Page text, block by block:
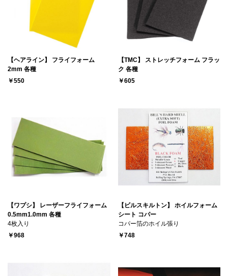
【ヘアライン】 フライフォーム
2mm 各種
￥550
【TMC】 ストレッチフォーム フラッ
ク 各種
￥605
【ワプシ】 レーザーフライフォーム
0.5mm1.0mm 各種
4枚入り
￥968
【ビルスキルトン】 ホイルフォーム
シート コパー
コパー箔のホイル張り
￥748